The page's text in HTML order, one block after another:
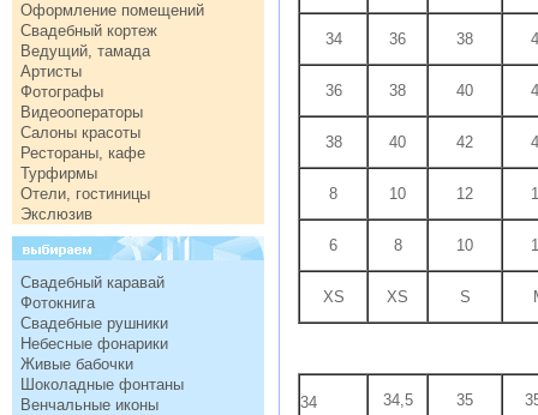
Оформление помещений
Свадебный кортеж
Ведущий, тамада
Артисты
Фотографы
Видеооператоры
Салоны красоты
Рестораны, кафе
Турфирмы
Отели, гостиницы
Экслюзив
Свадебный каравай
Фотокнига
Свадебные рушники
Небесные фонарики
Живые бабочки
Шоколадные фонтаны
Венчальные иконы
34 36 38
36 38 40
38 40 42
8 10 12
6 8 10
XS XS S
34 34,5 35